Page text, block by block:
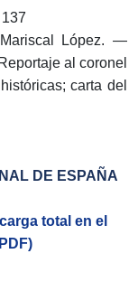
López. —
al coronel
carta del
DE ESPAÑA
total en el